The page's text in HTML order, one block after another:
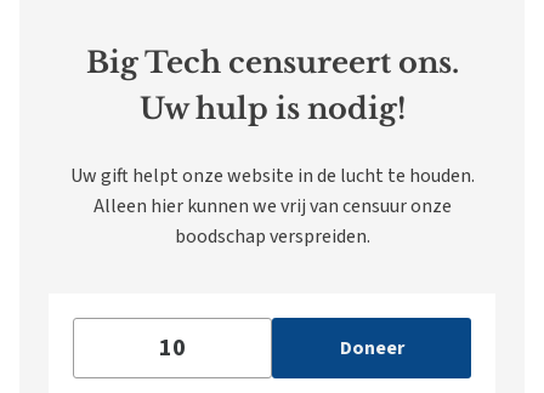
Big Tech censureert ons.
Uw hulp is nodig!
Uw gift helpt onze website in de lucht te houden.
Alleen hier kunnen we vrij van censuur onze
boodschap verspreiden.
Doneer